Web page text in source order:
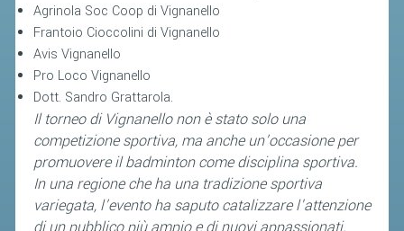
Agrinola Soc Coop di Vignanello
Frantoio Cioccolini di Vignanello
Avis Vignanello
Pro Loco Vignanello
Dott. Sandro Grattarola.
Il torneo di Vignanello non è stato solo una
competizione sportiva, ma anche un’occasione per
promuovere il badminton come disciplina sportiva.
In una regione che ha una tradizione sportiva
variegata, l’evento ha saputo catalizzare l'attenzione
di un pubblico più ampio e di nuovi appassionati.